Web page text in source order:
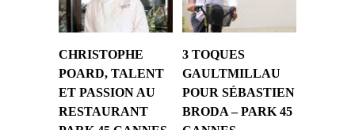
CHRISTOPHE
POARD, TALENT
ET PASSION AU
RESTAURANT
3 TOQUES
GAULTMILLAU
POUR SÉBASTIEN
BRODA – PARK 45